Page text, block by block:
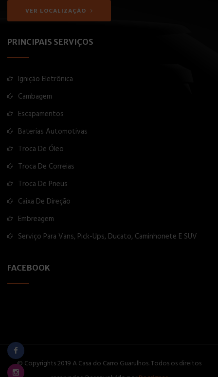
VER LOCALIZAÇÃO
PRINCIPAIS SERVIÇOS
Ignição Eletrônica
Cambagem
Escapamentos
Baterias Automotivas
Troca De Óleo
Troca De Correias
Troca De Pneus
Caixa De Direção
Embreagem
Serviço Para Vans, Pick-Ups, Ducato, Caminhonete E SUV
FACEBOOK
© Copyrights 2019 A Casa do Carro Guarulhos. Todos os direitos